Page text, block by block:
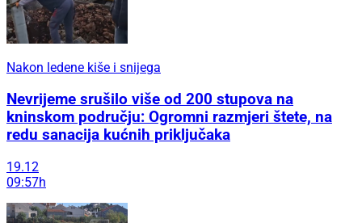
Nakon ledene kiše i snijega
Nevrijeme srušilo više od 200 stupova na
kninskom području: Ogromni razmjeri štete, na
redu sanacija kućnih priključaka
19.12
09:57h